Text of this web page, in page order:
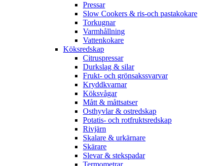
Pressar
Slow Cookers & ris-och pastakokare
Torkugnar
Varmhållning
Vattenkokare
Köksredskap
Citruspressar
Durkslag & silar
Frukt- och grönsakssvarvar
Kryddkvarnar
Köksvågar
Mått & måttsatser
Osthyvlar & ostredskap
Potatis- och rotfruktsredskap
Rivjärn
Skalare & urkärnare
Skärare
Slevar & stekspadar
Termometrar